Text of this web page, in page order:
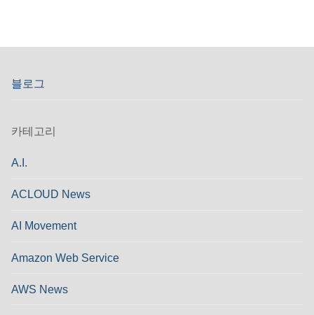
블로그
카테고리
A.I.
ACLOUD News
AI Movement
Amazon Web Service
AWS News